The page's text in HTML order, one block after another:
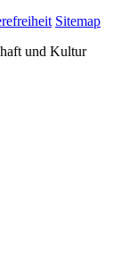
Sitemap
und Kultur